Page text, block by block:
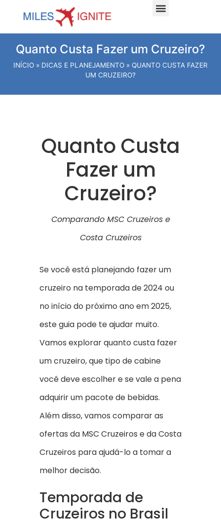
Quanto Custa Fazer um Cruzeiro?
INÍCIO » DICAS E PLANEJAMENTO » QUANTO CUSTA FAZER
UM CRUZEIRO?
Quanto Custa
Fazer um
Cruzeiro?
Comparando MSC Cruzeiros e
Costa Cruzeiros
Se você está planejando fazer um
cruzeiro na temporada de 2024 ou
no início do próximo ano em 2025,
este guia pode te ajudar muito.
Vamos explorar quanto custa fazer
um cruzeiro, que tipo de cabine
você deve escolher e se vale a pena
adquirir um pacote de bebidas.
Além disso, vamos comparar as
ofertas da MSC Cruzeiros e da Costa
Cruzeiros para ajudá-lo a tomar a
melhor decisão.
Temporada de
Cruzeiros no Brasil